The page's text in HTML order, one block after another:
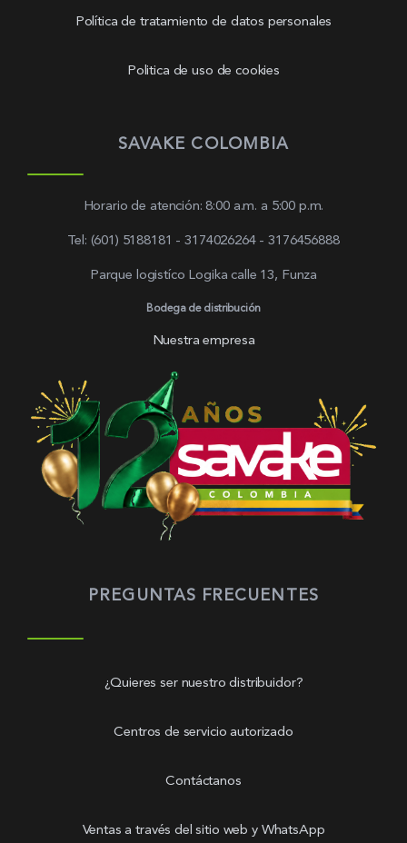
Política de tratamiento de datos personales
Politica de uso de cookies
SAVAKE COLOMBIA
Horario de atención: 8:00 a.m. a 5:00 p.m.
Tel: (601) 5188181 - 3174026264 - 3176456888
Parque logistíco Logika calle 13, Funza
Bodega de distribución
Nuestra empresa
PREGUNTAS FRECUENTES
¿Quieres ser nuestro distribuidor?
Centros de servicio autorizado
Contáctanos
Ventas a través del sitio web y WhatsApp